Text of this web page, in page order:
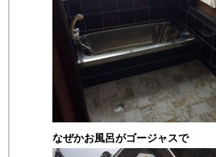
なぜかお風呂がゴージャスで